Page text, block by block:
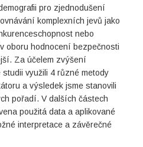
pro zjednodušení
komplexních jevů jako
nebo
oboru hodnocení bezpečnosti
Za účelem zvýšení
využili 4 různé metody
a výsledek jsme stanovili
pořadí. V dalších částech
použitá data a aplikované
interpretace a závěrečné